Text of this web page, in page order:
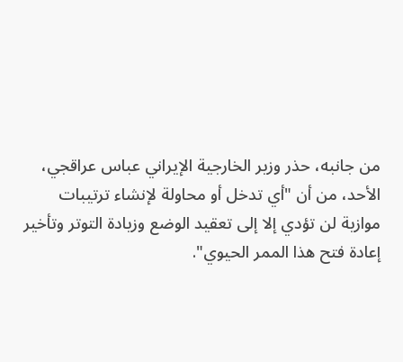
من جانبه، حذر وزير الخارجية الإيراني عباس عراقجي،
الأحد، من أن "أي تدخل أو محاولة لإنشاء ترتيبات
موازية لن تؤدي إلا إلى تعقيد الوضع وزيادة التوتر وتأخير
إعادة فتح هذا الممر الحيوي".